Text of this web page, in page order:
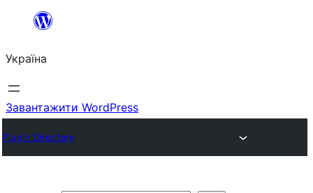
Перейти
вмісту
Україна
Завантажити WordPress
Plugin Directory